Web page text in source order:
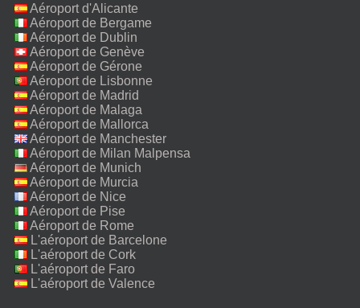
Aéroport d'Alicante
Aéroport de Bergame
Aéroport de Dublin
Aéroport de Genève
Aéroport de Gérone
Aéroport de Lisbonne
Aéroport de Madrid
Aéroport de Malaga
Aéroport de Mallorca
Aéroport de Manchester
Aéroport de Milan Malpensa
Aéroport de Munich
Aéroport de Murcia
Aéroport de Nice
Aéroport de Pise
Aéroport de Rome
Fiumicino
L'aéroport de Barcelone
L'aéroport de Cork
L'aéroport de Faro
L'aéroport de Valence